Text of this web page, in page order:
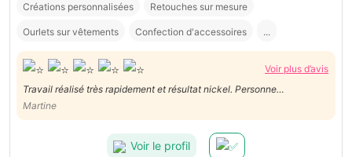
Créations personnalisées Retouches sur mesure
Ourlets sur vêtements Confection d'accessoires ...
Voir plus d’avis
Travail réalisé très rapidement et résultat nickel. Personne
Martine
Voir le profil